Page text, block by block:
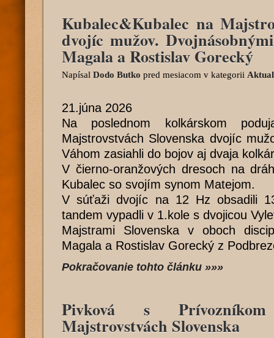
Kubalec&Kubalec na
dvojíc mužov.
Magala a Rostislav Gorecký
Napísal Dodo Butko pred mesiacom v kategorii
21.júna 2026
Na poslednom kolkárskom
Majstrovstvách Slovenska dvojíc
Váhom zasiahli do bojov aj dvaja
V čierno-oranžových dresoch na
Kubalec so svojím synom Matejom.
V súťaži dvojíc na 12 Hz obsadili
tandem vypadli v 1.kole s dvojicou
Majstrami Slovenska v oboch
Magala a Rostislav Gorecký z
Pokračovanie tohto článku »»»
Pivková s
Majstrovstvách Slovenska